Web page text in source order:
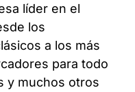
líder en el
los
a los más
para todo
y muchos otros